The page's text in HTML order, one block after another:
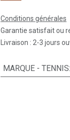
Conditions générales
Garantie satisfait ou
Livraison : 2-3 jours
MARQUE - TENNIS: